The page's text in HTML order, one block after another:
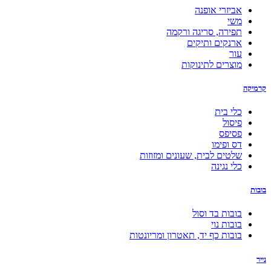
אביזרי אופנה
משי
תפירה, סריגה ורקמה
ארנקים ותיקים
עור
מוצרים לתינוקות
קרמיקה
כלי בית
פיסול
פסיפס
דס ופימו
שלטים לבית, שעונים ומזוזות
כלי נגינה
בובות
בובות בד וסול
בובות נוי
בובות כף יד, תאטרון ומריונטות
נייר